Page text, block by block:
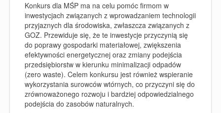
Konkurs dla MŚP ma na celu pomóc firmom w
inwestycjach związanych z wprowadzaniem technologii
przyjaznych dla środowiska, zwłaszcza związanych z
GOZ. Przewiduje się, że te inwestycje przyczynią się
do poprawy gospodarki materiałowej, zwiększenia
efektywności energetycznej oraz zmiany podejścia
przedsiębiorstw w kierunku minimalizacji odpadów
(zero waste). Celem konkursu jest również wspieranie
wykorzystania surowców wtórnych, co przyczyni się do
zrównoważonego rozwoju i bardziej odpowiedzialnego
podejścia do zasobów naturalnych.